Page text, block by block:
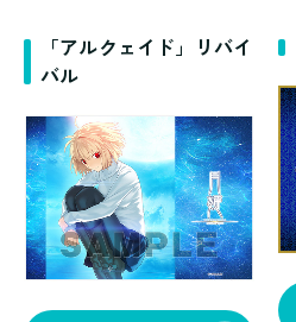
「アルクェイド」リバイ
バル